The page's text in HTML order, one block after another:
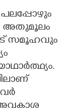
അതുമൂലം
സമൂഹവും